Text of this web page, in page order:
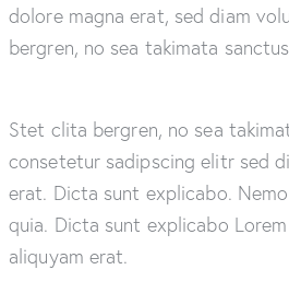
dolore magna erat, sed diam
bergren, no sea takimata
Stet clita bergren, no sea
consetetur sadipscing elitr sed
erat. Dicta sunt explicabo.
quia. Dicta sunt explicabo
aliquyam erat.